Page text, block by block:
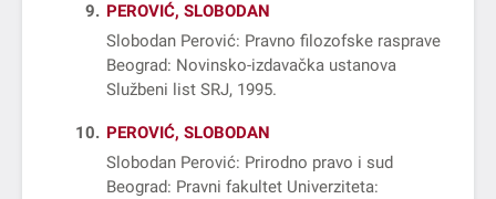
9
PEROVIĆ, SLOBODAN
Slobodan Perović: Pravno filozofske rasprave
Beograd: Novinsko-izdavačka ustanova
Službeni list SRJ, 1995
10
PEROVIĆ, SLOBODAN
Slobodan Perović: Prirodno pravo i sud
Beograd: Pravni fakultet Univerziteta: